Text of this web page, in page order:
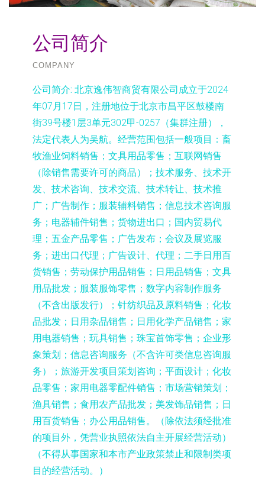
公司简介
COMPANY
公司简介: 北京逸伟智商贸有限公司成立于2024
年07月17日，注册地位于北京市昌平区鼓楼南
街39号楼1层3单元302甲-0257（集群注册），
法定代表人为吴航。经营范围包括一般项目：畜
牧渔业饲料销售；文具用品零售；互联网销售
（除销售需要许可的商品）；技术服务、技术开
发、技术咨询、技术交流、技术转让、技术推
广；广告制作；服装辅料销售；信息技术咨询服
务；电器辅件销售；货物进出口；国内贸易代
理；五金产品零售；广告发布；会议及展览服
务；进出口代理；广告设计、代理；二手日用百
货销售；劳动保护用品销售；日用品销售；文具
用品批发；服装服饰零售；数字内容制作服务
（不含出版发行）；针纺织品及原料销售；化妆
品批发；日用杂品销售；日用化学产品销售；家
用电器销售；玩具销售；珠宝首饰零售；企业形
象策划；信息咨询服务（不含许可类信息咨询服
务）；旅游开发项目策划咨询；平面设计；化妆
品零售；家用电器零配件销售；市场营销策划；
渔具销售；食用农产品批发；美发饰品销售；日
用百货销售；办公用品销售。（除依法须经批准
的项目外，凭营业执照依法自主开展经营活动）
（不得从事国家和本市产业政策禁止和限制类项
目的经营活动。）